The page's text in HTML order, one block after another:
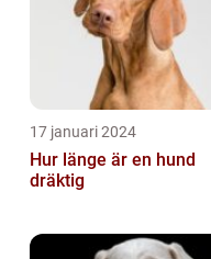
17 januari 2024
Hur länge är en hund
dräktig